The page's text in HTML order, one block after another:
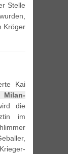
Stelle
Kröger
Kai
die
im